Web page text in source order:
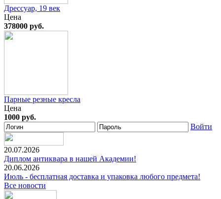
Дрессуар, 19 век
Цена
378000 руб.
Парные резные кресла
Цена
1000 руб.
Войти
20.07.2026
Диплом антиквара в нашей Академии!
20.06.2026
Июль - бесплатная доставка и упаковка любого предмета!
Все новости